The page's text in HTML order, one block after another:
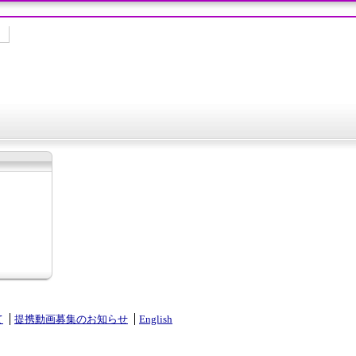
提携動画募集のお知らせ English